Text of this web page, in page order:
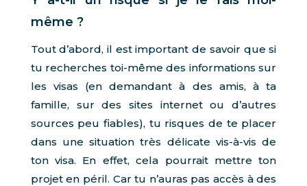
même ?
Tout d’abord, il est important de savoir que si
tu recherches toi-même des informations sur
les visas (en demandant à des amis, à ta
famille, sur des sites internet ou d’autres
sources peu fiables), tu risques de te placer
dans une situation très délicate vis-à-vis de
ton visa. En effet, cela pourrait mettre ton
projet en péril. Car tu n’auras pas accès à des